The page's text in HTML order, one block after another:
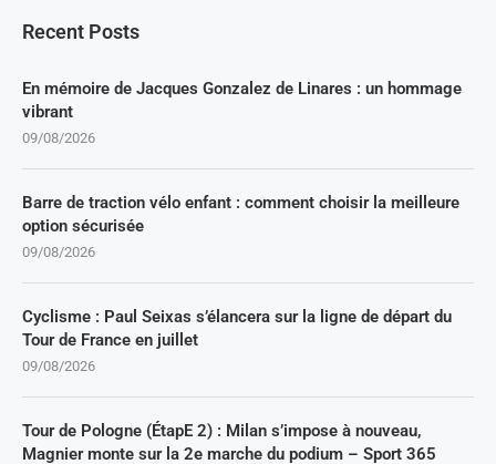
Recent Posts
En mémoire de Jacques Gonzalez de Linares : un hommage
vibrant
09/08/2026
Barre de traction vélo enfant : comment choisir la meilleure
option sécurisée
09/08/2026
Cyclisme : Paul Seixas s’élancera sur la ligne de départ du
Tour de France en juillet
09/08/2026
Tour de Pologne (ÉtapE 2) : Milan s’impose à nouveau,
Magnier monte sur la 2e marche du podium – Sport 365